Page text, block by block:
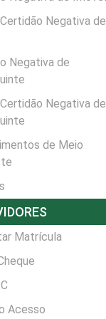
Negativa de
Negativa de
Negativa de
de Meio
Matrícula
Acesso